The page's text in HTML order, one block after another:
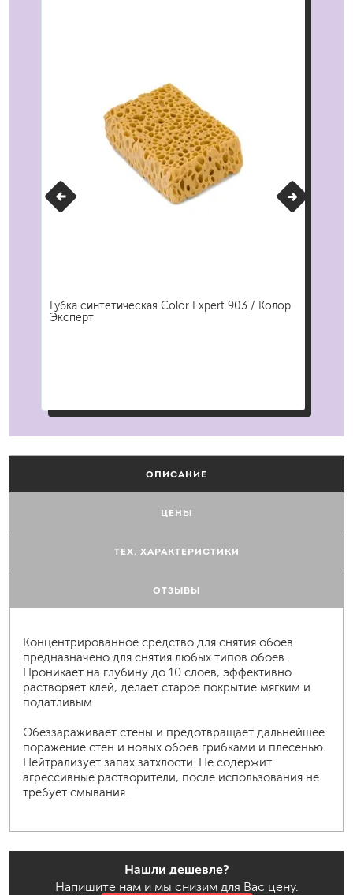
Губка синтетическая Color Expert 903 / Колор
Эксперт
ОПИСАНИЕ
ЦЕНЫ
ТЕХ. ХАРАКТЕРИСТИКИ
ОТЗЫВЫ
Концентрированное средство для снятия обоев
предназначено для снятия любых типов обоев.
Проникает на глубину до 10 слоев, эффективно
растворяет клей, делает старое покрытие мягким и
податливым.
Обеззараживает стены и предотвращает дальнейшее
поражение стен и новых обоев грибками и плесенью.
Нейтрализует запах затхлости. Не содержит
агрессивные растворители, после использования не
требует смывания.
Нашли дешевле?
Напишите нам и мы снизим для Вас цену.